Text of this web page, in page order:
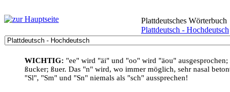
Plattdeutsches Wörterbuch
Plattdeutsch - Hochdeutsch
WICHTIG: "ee" wird "äi" und "oo" wird "äou" ausgesprochen;
ßucker; ßuer. Das "n" wird, wo immer möglich, sehr nasal
"Sl", "Sm" und "Sn" niemals als "sch" aussprechen!